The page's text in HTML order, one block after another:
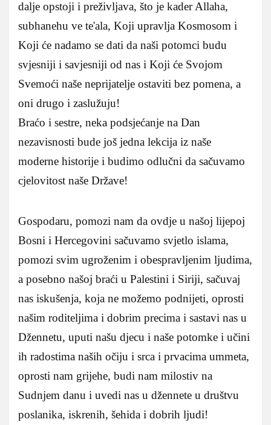
dalje opstoji i preživljava, što je kader Allaha,
subhanehu ve te'ala, Koji upravlja Kosmosom i
Koji će nadamo se dati da naši potomci budu
svjesniji i savjesniji od nas i Koji će Svojom
Svemoći naše neprijatelje ostaviti bez pomena, a
oni drugo i zaslužuju!
Braćo i sestre, neka podsjećanje na Dan
nezavisnosti bude još jedna lekcija iz naše
moderne historije i budimo odlučni da sačuvamo
cjelovitost naše Države!
Gospodaru, pomozi nam da ovdje u našoj lijepoj
Bosni i Hercegovini sačuvamo svjetlo islama,
pomozi svim ugroženim i obespravljenim ljudima,
a posebno našoj braći u Palestini i Siriji, sačuvaj
nas iskušenja, koja ne možemo podnijeti, oprosti
našim roditeljima i dobrim precima i sastavi nas u
Džennetu, uputi našu djecu i naše potomke i učini
ih radostima naših očiju i srca i prvacima ummeta,
oprosti nam grijehe, budi nam milostiv na
Sudnjem danu i uvedi nas u džennete u društvu
poslanika, iskrenih, šehida i dobrih ljudi!